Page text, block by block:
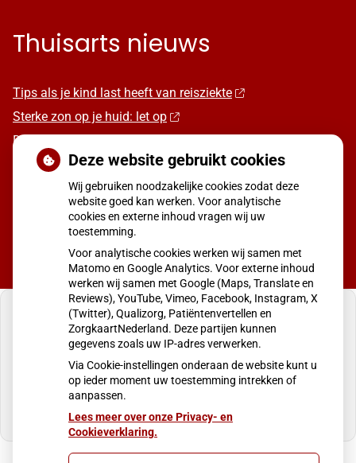
Thuisarts nieuws
Tips als je kind last heeft van reisziekte
Sterke zon op je huid: let op
Denk je na over een borstvergroting?
Twijfel over gender? Hier vind je hulp
Klachten door de eiken-processierups?
U heeft geen toestemming gegeven voor
externe inhoud die nodig is om dit te zien.
Cookie-instellingen wijzigen
Deze website gebruikt cookies
Wij gebruiken noodzakelijke cookies zodat deze
website goed kan werken. Voor analytische
cookies en externe inhoud vragen wij uw
toestemming.
Voor analytische cookies werken wij samen met
Matomo en Google Analytics. Voor externe inhoud
werken wij samen met Google (Maps, Translate en
Reviews), YouTube, Vimeo, Facebook, Instagram, X
(Twitter), Qualizorg, Patiëntenvertellen en
ZorgkaartNederland. Deze partijen kunnen
gegevens zoals uw IP-adres verwerken.
Via Cookie-instellingen onderaan de website kunt u
op ieder moment uw toestemming intrekken of
aanpassen.
Lees meer over onze Privacy- en
Cookieverklaring.